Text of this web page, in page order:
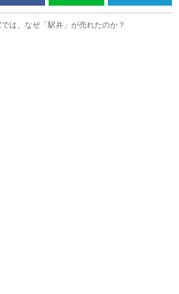
は、なぜ「駅弁」が売れたのか？